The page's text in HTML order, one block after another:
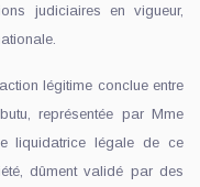
judiciaires en vigueur,
légitime conclue entre
représentée par Mme
liquidatrice légale de ce
dûment validé par des